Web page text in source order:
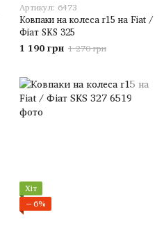
Артикул: 6473
Ковпаки на колеса r15 на Fiat /
Фіат SKS 325
1 190 грн 1 270 грн
Хіт
−6%